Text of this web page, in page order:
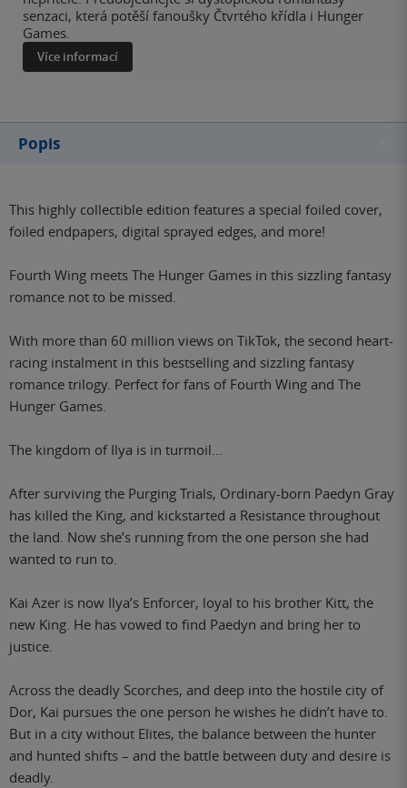
senzaci, která potěší fanoušky Čtvrtého křídla i Hunger
Games.
Více informací
Popis
This highly collectible edition features a special foiled cover,
foiled endpapers, digital sprayed edges, and more!
Fourth Wing meets The Hunger Games in this sizzling fantasy
romance not to be missed.
With more than 60 million views on TikTok, the second heart-
racing instalment in this bestselling and sizzling fantasy
romance trilogy. Perfect for fans of Fourth Wing and The
Hunger Games.
The kingdom of Ilya is in turmoil…
After surviving the Purging Trials, Ordinary-born Paedyn Gray
has killed the King, and kickstarted a Resistance throughout
the land. Now she’s running from the one person she had
wanted to run to.
Kai Azer is now Ilya’s Enforcer, loyal to his brother Kitt, the
new King. He has vowed to find Paedyn and bring her to
justice.
Across the deadly Scorches, and deep into the hostile city of
Dor, Kai pursues the one person he wishes he didn’t have to.
But in a city without Elites, the balance between the hunter
and hunted shifts – and the battle between duty and desire is
deadly.